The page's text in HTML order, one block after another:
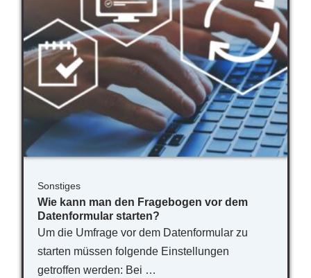
Sonstiges
Wie kann man den Fragebogen vor dem
Datenformular starten?
Um die Umfrage vor dem Datenformular zu
starten müssen folgende Einstellungen
getroffen werden: Bei …